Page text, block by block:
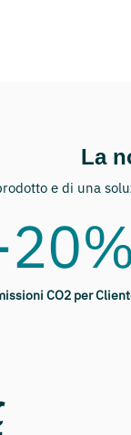
La
e di una
CO2 per